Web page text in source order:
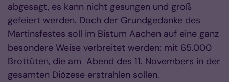
abgesagt, es kann nicht gesungen und groß
gefeiert werden. Doch der Grundgedanke des
Martinsfestes soll im Bistum Aachen auf eine ganz
besondere Weise verbreitet werden: mit 65.000
Brottüten, die am Abend des 11. Novembers in der
gesamten Diözese erstrahlen sollen.